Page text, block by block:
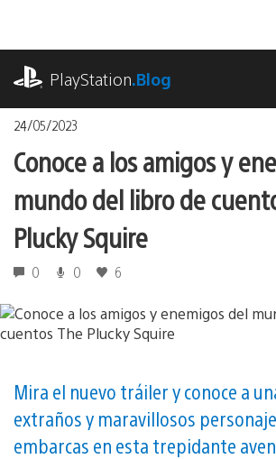
contenido
PlayStation.Blog
24/05/2023
Conoce a los amigos y
mundo del libro de
Plucky Squire
0 0 6
Mira el nuevo tráiler y conoce a
extraños y maravillosos
embarcas en esta trepidante